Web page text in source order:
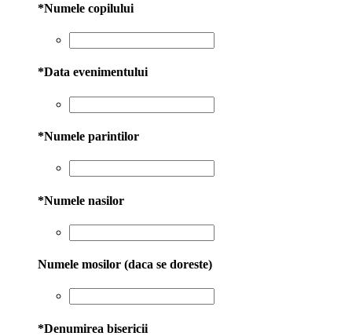
*Numele copilului
*Data evenimentului
*Numele parintilor
*Numele nasilor
Numele mosilor (daca se doreste)
*Denumirea bisericii